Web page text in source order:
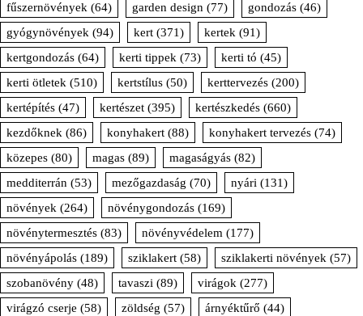
fűszernövények (64) garden design (77) gondozás (46)
gyógynövények (94) kert (371) kertek (91)
kertgondozás (64) kerti tippek (73) kerti tó (45)
kerti ötletek (510) kertstílus (50) kerttervezés (200)
kertépítés (47) kertészet (395) kertészkedés (660)
kezdőknek (86) konyhakert (88) konyhakert tervezés (74)
közepes (80) magas (89) magaságyás (82)
medditerrán (53) mezőgazdaság (70) nyári (131)
növények (264) növénygondozás (169)
növénytermesztés (83) növényvédelem (177)
növényápolás (189) sziklakert (58) sziklakerti növények (57)
szobanövény (48) tavaszi (89) virágok (277)
virágzó cserje (58) zöldség (57) árnyéktűrő (44)